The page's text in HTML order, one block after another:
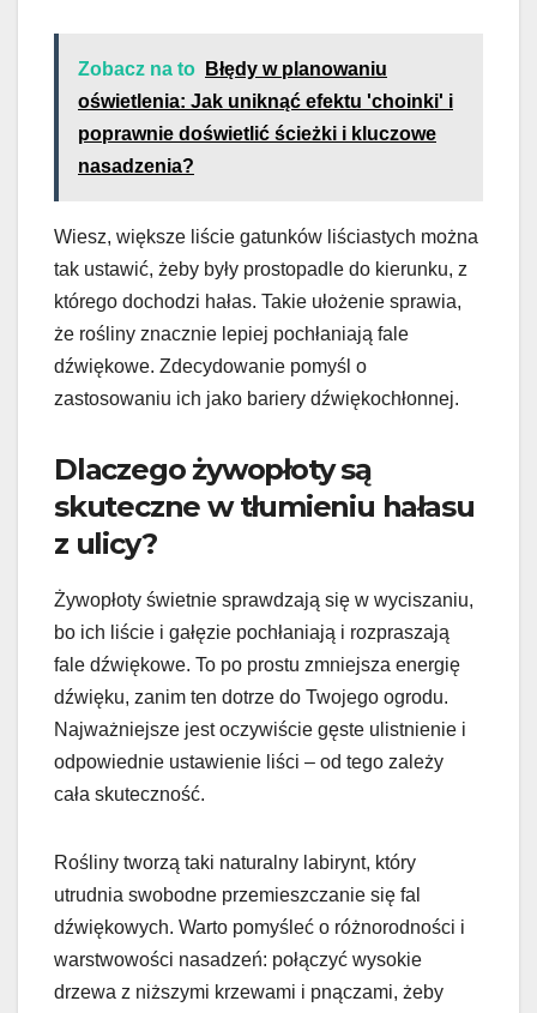
Zobacz na to
Błędy w planowaniu
oświetlenia: Jak uniknąć efektu 'choinki' i
poprawnie doświetlić ścieżki i kluczowe
nasadzenia?
Wiesz, większe liście gatunków liściastych można
tak ustawić, żeby były prostopadle do kierunku, z
którego dochodzi hałas. Takie ułożenie sprawia,
że rośliny znacznie lepiej pochłaniają fale
dźwiękowe. Zdecydowanie pomyśl o
zastosowaniu ich jako bariery dźwiękochłonnej.
Dlaczego żywopłoty są
skuteczne w tłumieniu hałasu
z ulicy?
Żywopłoty świetnie sprawdzają się w wyciszaniu,
bo ich liście i gałęzie pochłaniają i rozpraszają
fale dźwiękowe. To po prostu zmniejsza energię
dźwięku, zanim ten dotrze do Twojego ogrodu.
Najważniejsze jest oczywiście gęste ulistnienie i
odpowiednie ustawienie liści – od tego zależy
cała skuteczność.
Rośliny tworzą taki naturalny labirynt, który
utrudnia swobodne przemieszczanie się fal
dźwiękowych. Warto pomyśleć o różnorodności i
warstwowości nasadzeń: połączyć wysokie
drzewa z niższymi krzewami i pnączami, żeby